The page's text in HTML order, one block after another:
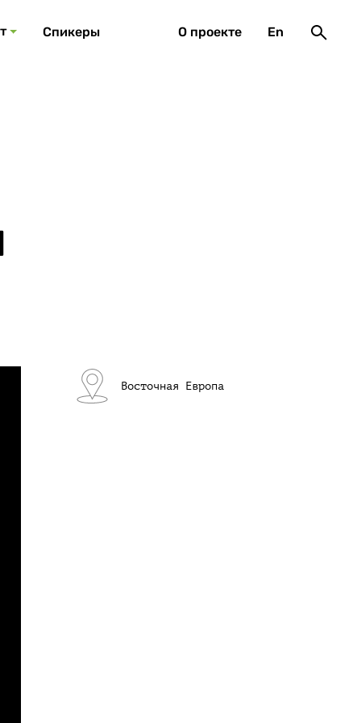
Спикеры
О проекте En
Восточная Европа